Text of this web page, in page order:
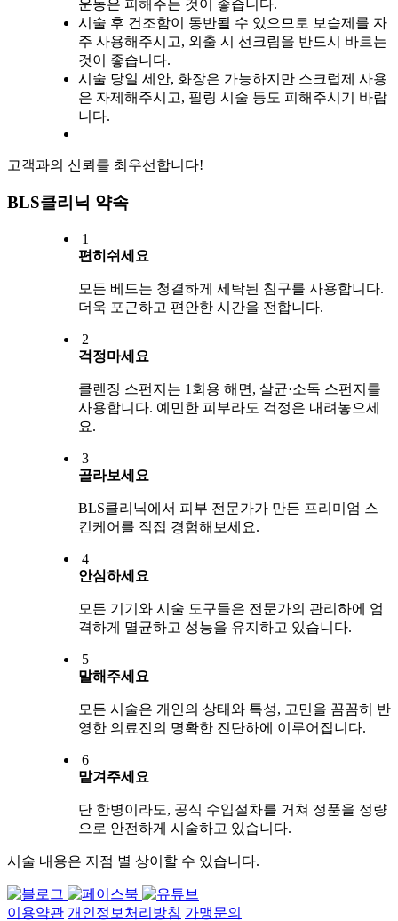
운동은 피해주는 것이 좋습니다.
시술 후 건조함이 동반될 수 있으므로 보습제를 자
주 사용해주시고, 외출 시 선크림을 반드시 바르는
것이 좋습니다.
시술 당일 세안, 화장은 가능하지만 스크럽제 사용
은 자제해주시고, 필링 시술 등도 피해주시기 바랍
니다.
고객과의 신뢰를 최우선합니다!
BLS클리닉 약속
1
편히쉬세요
모든 베드는 청결하게 세탁된 침구를 사용합니다.
더욱 포근하고 편안한 시간을 전합니다.
2
걱정마세요
클렌징 스펀지는 1회용 해면, 살균·소독 스펀지를
사용합니다. 예민한 피부라도 걱정은 내려놓으세
요.
3
골라보세요
BLS클리닉에서 피부 전문가가 만든 프리미엄 스
킨케어를 직접 경험해보세요.
4
안심하세요
모든 기기와 시술 도구들은 전문가의 관리하에 엄
격하게 멸균하고 성능을 유지하고 있습니다.
5
말해주세요
모든 시술은 개인의 상태와 특성, 고민을 꼼꼼히 반
영한 의료진의 명확한 진단하에 이루어집니다.
6
맡겨주세요
단 한병이라도, 공식 수입절차를 거쳐 정품을 정량
으로 안전하게 시술하고 있습니다.
시술 내용은 지점 별 상이할 수 있습니다.
이용약관 개인정보처리방침 가맹문의